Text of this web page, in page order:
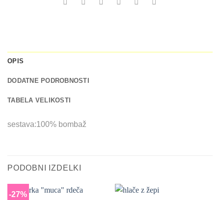
OPIS
DODATNE PODROBNOSTI
TABELA VELIKOSTI
sestava:100% bombaž
PODOBNI IZDELKI
-27%